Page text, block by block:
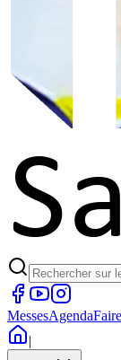
MessesAgenda
|